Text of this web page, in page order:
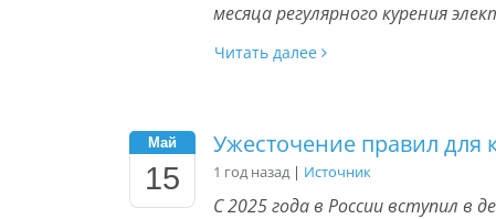
месяца регулярного курения
Читать далее
Май
15
Ужесточение правил для
1 год назад | Источник
С 2025 года в России вступил